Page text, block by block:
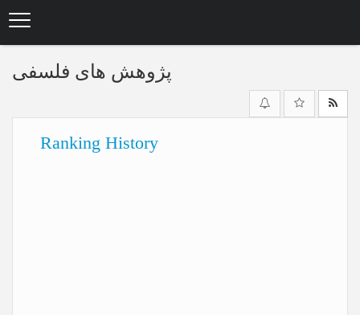
پژوهش های فلسفی
Ranking History